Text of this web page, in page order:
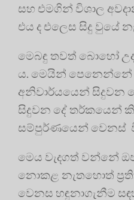
සහ එමගින් විශාල
එය ද එලෙස සිදු වුයේ
මෙබඳු තවත් බොහෝ
ය. මෙයින් පෙනෙන්නේ
අනිවාර්යයෙන් සිදුවන
සිදුවන දේ තර්කයෙන්
සම්පුර්ණයෙන් වෙනස්
මෙය වැදගත් වන්නේ
නොකළ නැතහොත්
වෙනස හඳුනාගැනීම